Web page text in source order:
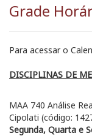
Grade
Para acessar o
DISCIPLINAS DE
MAA 740 Análise
Cipolati (código:
Segunda, Quarta e